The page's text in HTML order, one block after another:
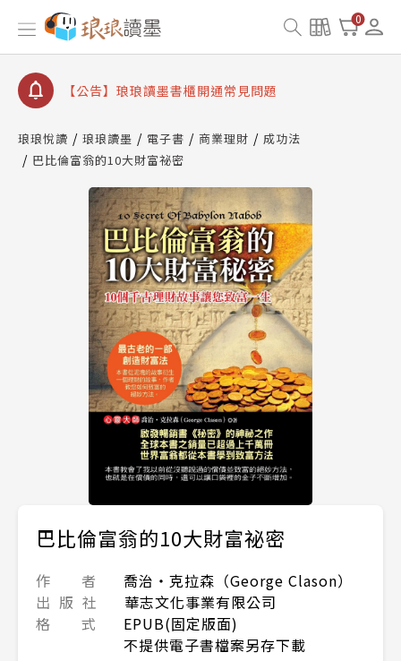
0
【公告】因 Readmoo 讀墨系統維護中，本站同步暫
停部分閱讀服務
【公告】琅琅讀墨數位閱讀資產合併與書櫃開通申請
【公告】琅琅讀墨書櫃開通常見問題
請圖文教學
【公告】琅琅書店服務升級重要說明及資產合併結果
查詢
【公告】因 Readmoo 讀墨系統維護中，本站同步暫
停部分閱讀服務
琅琅悅讀 琅琅讀墨 電子書 商業理財
成功法
巴比倫富翁的10大財富祕密
巴比倫富翁的10大財富祕密
作 者
喬治‧克拉森（George Clason）
出 版 社
華志文化事業有限公司
格 式
EPUB(固定版面)
不提供電子書檔案另存下載